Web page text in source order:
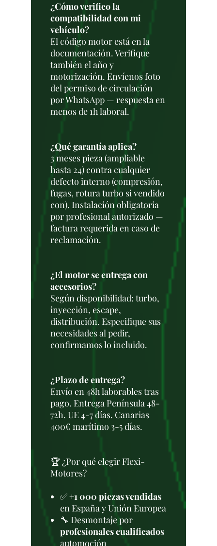
¿Cómo verifico la
compatibilidad con mi
vehículo?
El código motor está en la
documentación. Verifique
también el año y
motorización. Envíenos foto
del permiso de circulación
por WhatsApp — respuesta en
menos de 1h laboral.
¿Qué garantía aplica?
3 meses pieza (ampliable
hasta 24) contra cualquier
defecto interno (compresión,
fugas, rotura turbo si vendido
con). Instalación obligatoria
por profesional autorizado —
factura requerida en caso de
reclamación.
¿El motor se entrega con
accesorios?
Según disponibilidad: turbo,
inyección, escape,
distribución. Especifique sus
necesidades al pedir,
confirmamos lo incluido.
¿Plazo de entrega?
Envío en 48h laborables tras
pago. Entrega Península 48-
72h. UE 4-7 días. Canarias
400€ marítimo 3-5 días.
🏆 ¿Por qué elegir Flexi-
Motores?
✅+1 000 piezas vendidas
en España y Unión Europea
🔧 Desmontaje por
profesionales cualificados
automoción